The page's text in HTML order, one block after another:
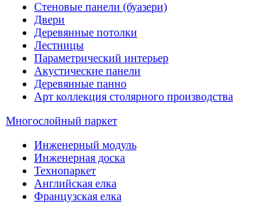
Стеновые панели (буазери)
Двери
Деревянные потолки
Лестницы
Параметрический интерьер
Акустические панели
Деревянные панно
Арт коллекция столярного производства
Многослойный паркет
Инженерный модуль
Инженерная доска
Технопаркет
Английская елка
Французская елка